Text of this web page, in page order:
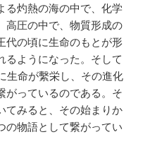
る灼熱の海の中で、化学
高圧の中で、物質形成の
代の頃に生命のもとが形
るようになった。そして
生命が繫栄し、その進化
がっているのである。そ
てみると、その始まりか
の物語として繋がってい